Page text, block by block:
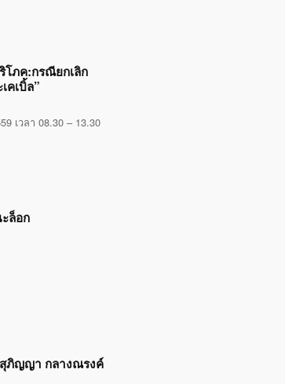
โภค:กรณียกเลิก
คเบิ้ล”
เวลา 08.30 – 13.30
ล็อก
ภิญญา กลางณรงค์